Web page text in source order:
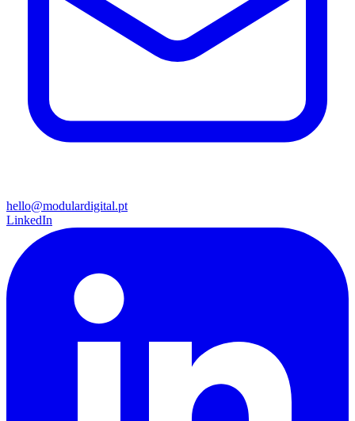
hello@modulardigital.pt
LinkedIn